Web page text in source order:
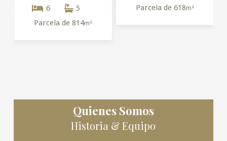
6
5
Parcela de 814m²
Parcela de 618m²
Quienes Somos
Historia & Equipo